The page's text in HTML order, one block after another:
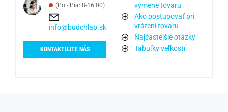
(Po - Pia: 8-16:00)
info@budchlap.sk
KONTAKTUJTE NÁS
výmene tovaru
Ako postupovať pri
vrátení tovaru
Najčastejšie otázky
Tabuľky veľkostí